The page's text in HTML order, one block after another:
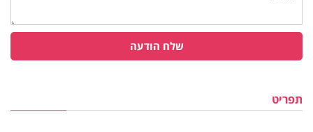
שלח הודעה
תפריט